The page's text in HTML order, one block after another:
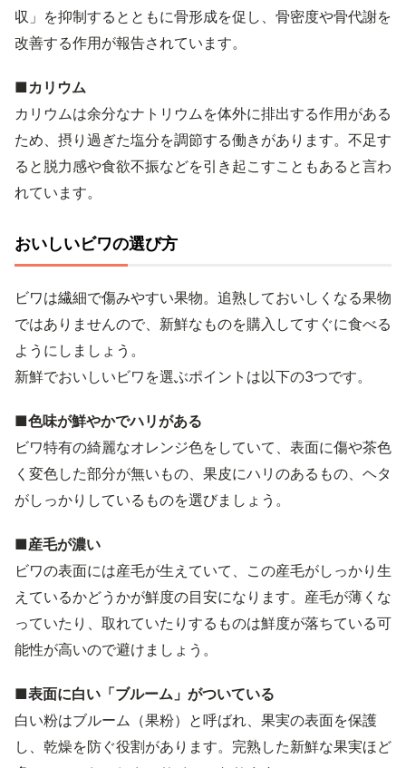
収」を抑制するとともに骨形成を促し、骨密度や骨代謝を
改善する作用が報告されています。
■カリウム
カリウムは余分なナトリウムを体外に排出する作用がある
ため、摂り過ぎた塩分を調節する働きがあります。不足す
ると脱力感や食欲不振などを引き起こすこともあると言わ
れています。
おいしいビワの選び方
ビワは繊細で傷みやすい果物。追熟しておいしくなる果物
ではありませんので、新鮮なものを購入してすぐに食べる
ようにしましょう。
新鮮でおいしいビワを選ぶポイントは以下の3つです。
■色味が鮮やかでハリがある
ビワ特有の綺麗なオレンジ色をしていて、表面に傷や茶色
く変色した部分が無いもの、果皮にハリのあるもの、ヘタ
がしっかりしているものを選びましょう。
■産毛が濃い
ビワの表面には産毛が生えていて、この産毛がしっかり生
えているかどうかが鮮度の目安になります。産毛が薄くな
っていたり、取れていたりするものは鮮度が落ちている可
能性が高いので避けましょう。
■表面に白い「ブルーム」がついている
白い粉はブルーム（果粉）と呼ばれ、果実の表面を保護
し、乾燥を防ぐ役割があります。完熟した新鮮な果実ほど